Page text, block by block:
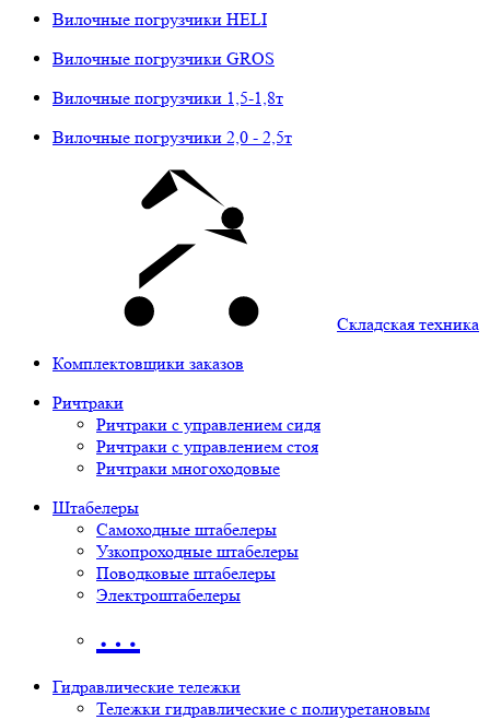
Вилочные погрузчики HELI
Вилочные погрузчики GROS
Вилочные погрузчики 1,5-1,8т
Вилочные погрузчики 2,0 - 2,5т
Складская техника
Комплектовщики заказов
Ричтраки
Ричтраки с управлением сидя
Ричтраки с управлением стоя
Ричтраки многоходовые
Штабелеры
Самоходные штабелеры
Узкопроходные штабелеры
Поводковые штабелеры
Электроштабелеры
…
Гидравлические тележки
Тележки гидравлические с полиуретановым